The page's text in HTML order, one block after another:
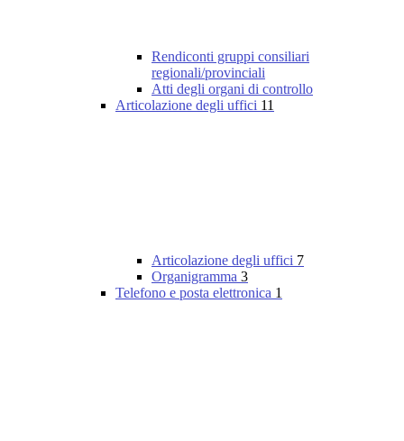
Rendiconti gruppi consiliari
regionali/provinciali
Atti degli organi di controllo
Articolazione degli uffici 11
Articolazione degli uffici 7
Organigramma 3
Telefono e posta elettronica 1